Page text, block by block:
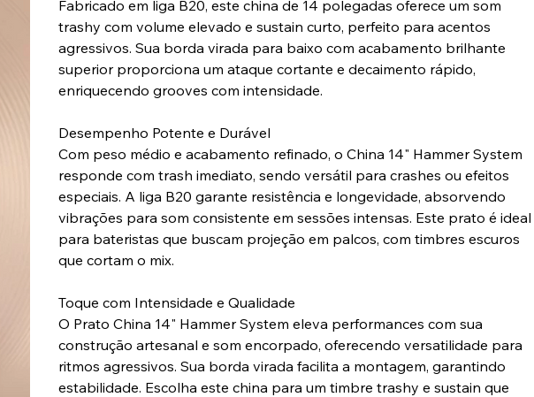
Fabricado em liga B20, este china de 14 polegadas oferece um som
trashy com volume elevado e sustain curto, perfeito para acentos
agressivos. Sua borda virada para baixo com acabamento brilhante
superior proporciona um ataque cortante e decaimento rápido,
enriquecendo grooves com intensidade.
Desempenho Potente e Durável
Com peso médio e acabamento refinado, o China 14" Hammer System
responde com trash imediato, sendo versátil para crashes ou efeitos
especiais. A liga B20 garante resistência e longevidade, absorvendo
vibrações para som consistente em sessões intensas. Este prato é ideal
para bateristas que buscam projeção em palcos, com timbres escuros
que cortam o mix.
Toque com Intensidade e Qualidade
O Prato China 14" Hammer System eleva performances com sua
construção artesanal e som encorpado, oferecendo versatilidade para
ritmos agressivos. Sua borda virada facilita a montagem, garantindo
estabilidade. Escolha este china para um timbre trashy e sustain que